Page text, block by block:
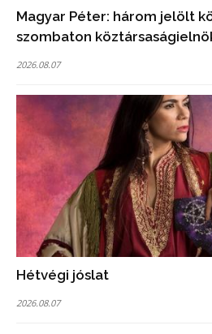
Magyar Péter: három jelölt
szombaton
2026.08.07
Hétvégi jóslat
2026.08.07